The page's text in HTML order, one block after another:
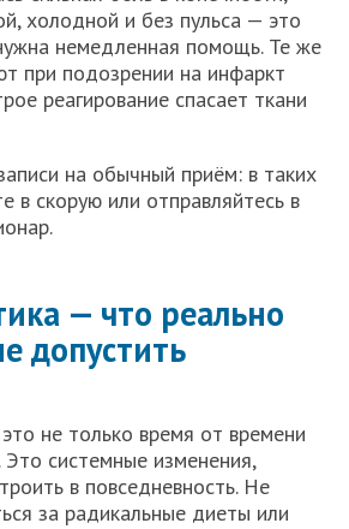
холодной и без пульса — это
немедленная помощь. Те же
при подозрении на инфаркт
реагирование спасает ткани
на обычный приём: в таких
в скорую или отправляйтесь в
— что реально
допустить
не только время от времени
Это системные изменения,
в повседневность. Не
за радикальные диеты или